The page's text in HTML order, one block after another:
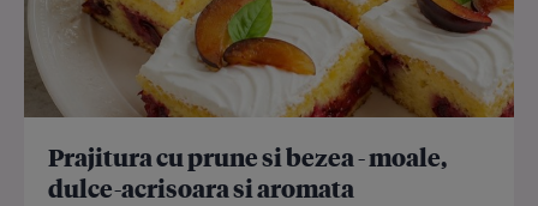
Prajitura cu prune si bezea - moale,
dulce-acrisoara si aromata